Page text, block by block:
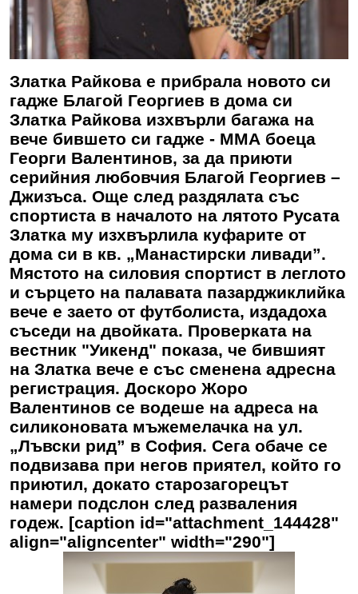
Златка Райкова е прибрала новото си
гадже Благой Георгиев в дома си
Златка Райкова изхвърли багажа на
вече бившето си гадже - ММА боеца
Георги Валентинов, за да приюти
серийния любовчия Благой Георгиев –
Джизъса. Още след раздялата със
спортиста в началото на лятото Русата
Златка му изхвърлила куфарите от
дома си в кв. „Манастирски ливади”.
Мястото на силовия спортист в леглото
и сърцето на палавата пазарджиклийка
вече е заето от футболиста, издадоха
съседи на двойката. Проверката на
вестник "Уикенд" показа, че бившият
на Златка вече е със сменена адресна
регистрация. Доскоро Жоро
Валентинов се водеше на адреса на
силиконовата мъжемелачка на ул.
„Лъвски рид” в София. Сега обаче се
подвизава при негов приятел, който го
приютил, докато старозагорецът
намери подслон след разваления
годеж. [caption id="attachment_144428"
align="aligncenter" width="290"]